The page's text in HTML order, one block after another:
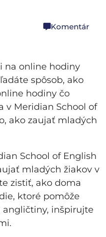
Komentár
na online hodiny
spôsob, ako
hodiny čo
v Meridian School of
ako zaujať mladých
School of English
mladých žiakov v
zistiť, ako doma
ktoré pomôže
inšpirujte